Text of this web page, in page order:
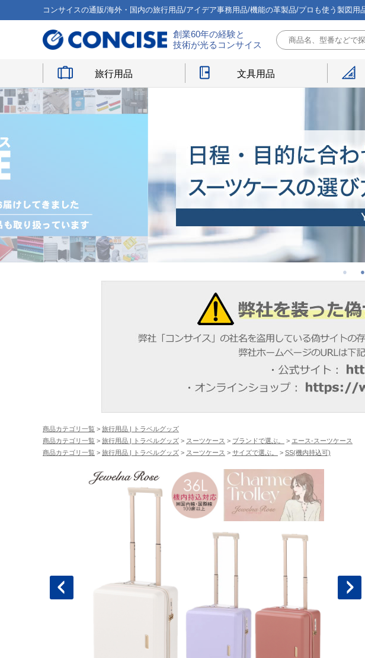
コンサイスの通販/海外・国内の旅行用品/アイデア事務用品/機能の革製品/プロも使う製図用
創業60年の経験と
技術が光るコンサイス
旅行用品 文具用品
商品カテゴリ一覧 > 旅行用品 | トラベルグッズ
商品カテゴリ一覧 > 旅行用品 | トラベルグッズ > スーツケース > ブランドで選ぶ。 > エース-スーツケース
商品カテゴリ一覧 > 旅行用品 | トラベルグッズ > スーツケース > サイズで選ぶ。 > SS(機内持込可)